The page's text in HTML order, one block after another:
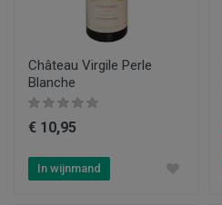
Château Virgile Perle
Blanche
€ 10,95
In wijnmand